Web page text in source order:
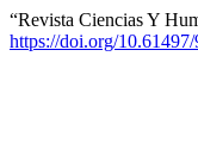
“Revista Ciencias Y
https://doi.org/